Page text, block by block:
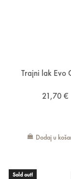
Trajni lak Evo
21,70 €
Dodaj u
Sold out!